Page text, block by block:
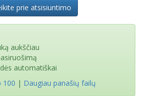
prie atsisiuntimo
aukščiau
automatiškai
100 | Daugiau panašių failų